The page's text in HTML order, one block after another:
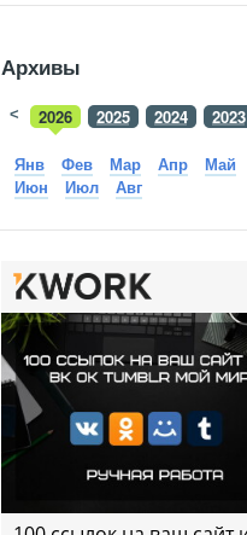
Архивы
2026 2025 2024 2023
<
Янв Фев Мар Апр
Май
Июн
Июл Авг